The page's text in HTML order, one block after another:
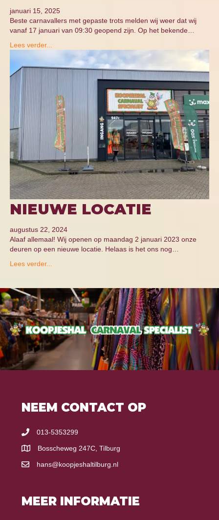
januari 15, 2025
Beste carnavallers met gepaste trots melden wij weer dat wij
vanaf 17 januari van 09:30 geopend zijn. Op het bekende…
Lees verder...
NIEUWE LOCATIE
augustus 22, 2024
Alaaf allemaal! Wij openen op maandag 2 januari 2023 onze
deuren op een nieuwe locatie. Helaas is het ons nog…
Lees verder...
NEEM CONTACT OP
013-5353299
Bosscheweg 247C, Tilburg
hans@koopjeshaltilburg.nl
MEER INFORMATIE